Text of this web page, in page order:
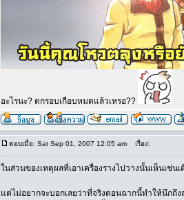
อะไรนะ? ตกรอบเกือบหมดแล้วเหรอ??
ตอบเมื่อ: Sat Sep 01, 2007 12:05 am เรื่อง:
ในส่วนของเหตุผลที่เอาเครื่องรางไปวางนั้นเห็นเช่น
แต่ไม่อยากจะบอกเลยว่าที่จริงตอนฉากนี้ทำให้นึกถึ